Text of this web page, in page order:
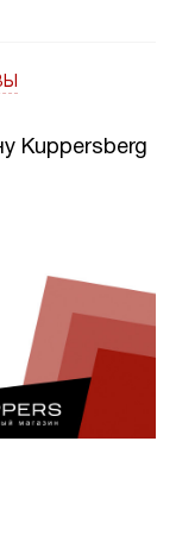
Kuppersberg